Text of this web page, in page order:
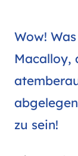
Wow!
Macalloy,
zu sein!